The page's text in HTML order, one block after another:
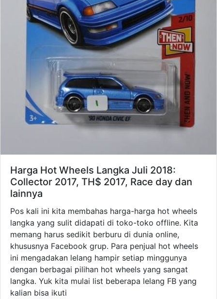
Harga Hot Wheels Langka Juli 2018:
Collector 2017, TH$ 2017, Race day dan
lainnya
Pos kali ini kita membahas harga-harga hot wheels
langka yang sulit didapati di toko-toko offline. Kita
memang harus sedikit berburu di dunia online,
khususnya Facebook grup. Para penjual hot wheels
ini mengadakan lelang hampir setiap minggunya
dengan berbagai pilihan hot wheels yang sangat
langka. Yuk kita mulai list beberapa lelang FB yang
kalian bisa ikuti